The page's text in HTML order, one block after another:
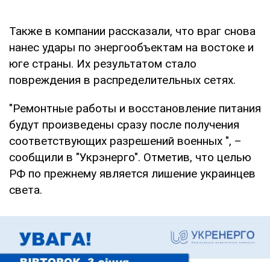
Также в компании рассказали, что враг снова
нанес удары по энергообъектам на востоке и
юге страны. Их результатом стало
повреждения в распределительных сетях.
"Ремонтные работы и восстановление питания
будут произведены сразу после получения
соответствующих разрешений военных ", –
сообщили в "Укрэнерго". Отметив, что целью
РФ по прежнему является лишение украинцев
света.